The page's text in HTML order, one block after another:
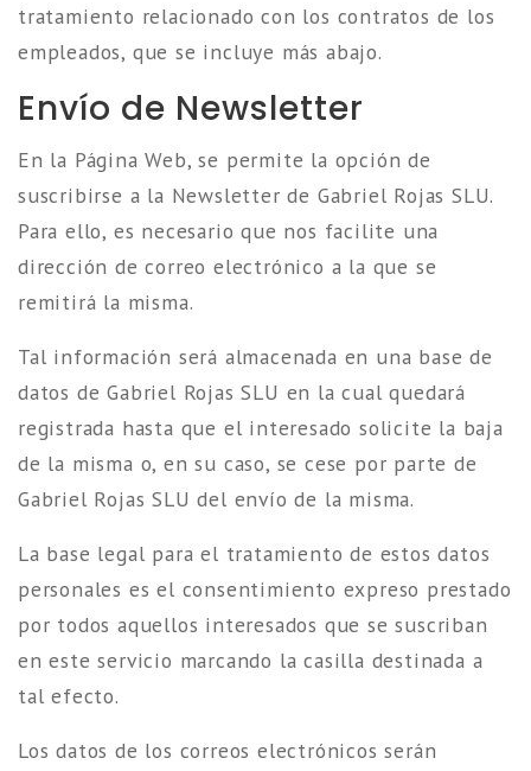
tratamiento relacionado con los contratos de los
empleados, que se incluye más abajo.
Envío de Newsletter
En la Página Web, se permite la opción de
suscribirse a la Newsletter de Gabriel Rojas SLU.
Para ello, es necesario que nos facilite una
dirección de correo electrónico a la que se
remitirá la misma.
Tal información será almacenada en una base de
datos de Gabriel Rojas SLU en la cual quedará
registrada hasta que el interesado solicite la baja
de la misma o, en su caso, se cese por parte de
Gabriel Rojas SLU del envío de la misma.
La base legal para el tratamiento de estos datos
personales es el consentimiento expreso prestado
por todos aquellos interesados que se suscriban
en este servicio marcando la casilla destinada a
tal efecto.
Los datos de los correos electrónicos serán